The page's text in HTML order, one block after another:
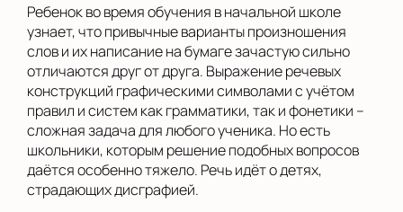
Ребенок во время обучения в начальной школе
узнает, что привычные варианты произношения
слов и их написание на бумаге зачастую сильно
отличаются друг от друга. Выражение речевых
конструкций графическими символами с учётом
правил и систем как грамматики, так и фонетики –
сложная задача для любого ученика. Но есть
школьники, которым решение подобных вопросов
даётся особенно тяжело. Речь идёт о детях,
страдающих дисграфией.